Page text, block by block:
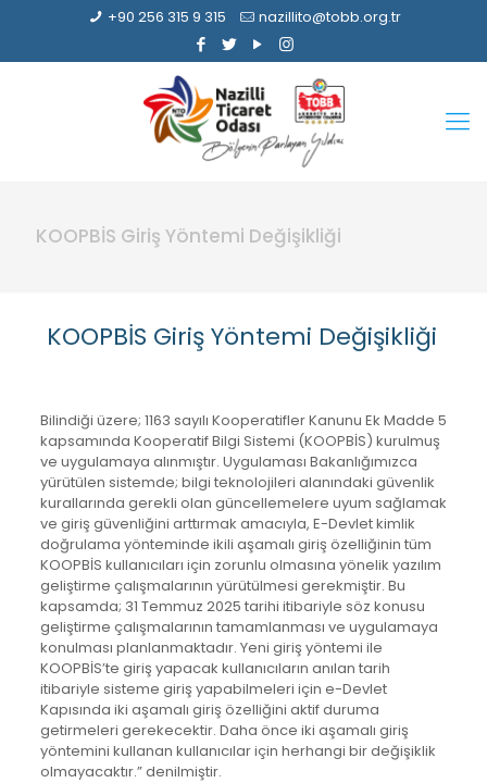
+90 256 315 9 315 nazillito@tobb.org.tr
KOOPBİS Giriş Yöntemi Değişikliği
KOOPBİS Giriş Yöntemi Değişikliği
Bilindiği üzere; 1163 sayılı Kooperatifler Kanunu Ek Madde 5
kapsamında Kooperatif Bilgi Sistemi (KOOPBİS) kurulmuş
ve uygulamaya alınmıştır. Uygulaması Bakanlığımızca
yürütülen sistemde; bilgi teknolojileri alanındaki güvenlik
kurallarında gerekli olan güncellemelere uyum sağlamak
ve giriş güvenliğini arttırmak amacıyla, E-Devlet kimlik
doğrulama yönteminde ikili aşamalı giriş özelliğinin tüm
KOOPBİS kullanıcıları için zorunlu olmasına yönelik yazılım
geliştirme çalışmalarının yürütülmesi gerekmiştir. Bu
kapsamda; 31 Temmuz 2025 tarihi itibariyle söz konusu
geliştirme çalışmalarının tamamlanması ve uygulamaya
konulması planlanmaktadır. Yeni giriş yöntemi ile
KOOPBİS’te giriş yapacak kullanıcıların anılan tarih
itibariyle sisteme giriş yapabilmeleri için e-Devlet
Kapısında iki aşamalı giriş özelliğini aktif duruma
getirmeleri gerekecektir. Daha önce iki aşamalı giriş
yöntemini kullanan kullanıcılar için herhangi bir değişiklik
olmayacaktır.” denilmiştir.